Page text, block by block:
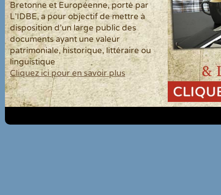
Bretonne et Européenne, porté par
L'IDBE, a pour objectif de mettre à
disposition d'un large public des
documents ayant une valeur
patrimoniale, historique, littéraire ou
linguistique
Cliquez ici pour en savoir plus